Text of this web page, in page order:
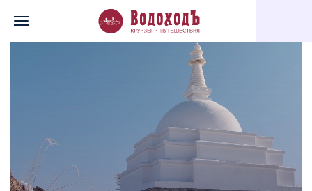
Главная Перечень всех доступных круизов